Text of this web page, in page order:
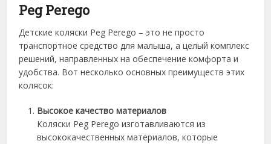
Peg Perego
Детские коляски Peg Perego – это не просто
транспортное средство для малыша, а целый комплекс
решений, направленных на обеспечение комфорта и
удобства. Вот несколько основных преимуществ этих
колясок:
Высокое качество материалов
Коляски Peg Perego изготавливаются из
высококачественных материалов, которые